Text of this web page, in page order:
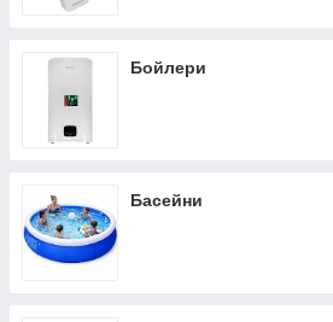
Бойлери
Басейни